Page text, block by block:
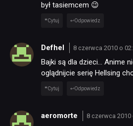
był tasiemcem 😉
Cytuj Odpowiedz
Defhel 8 czerwca 2010 o
Bajki są dla dzieci… Anime
oglądnijcie serię Hellsing
Cytuj Odpowiedz
aeromorte 8 czerwca 2010